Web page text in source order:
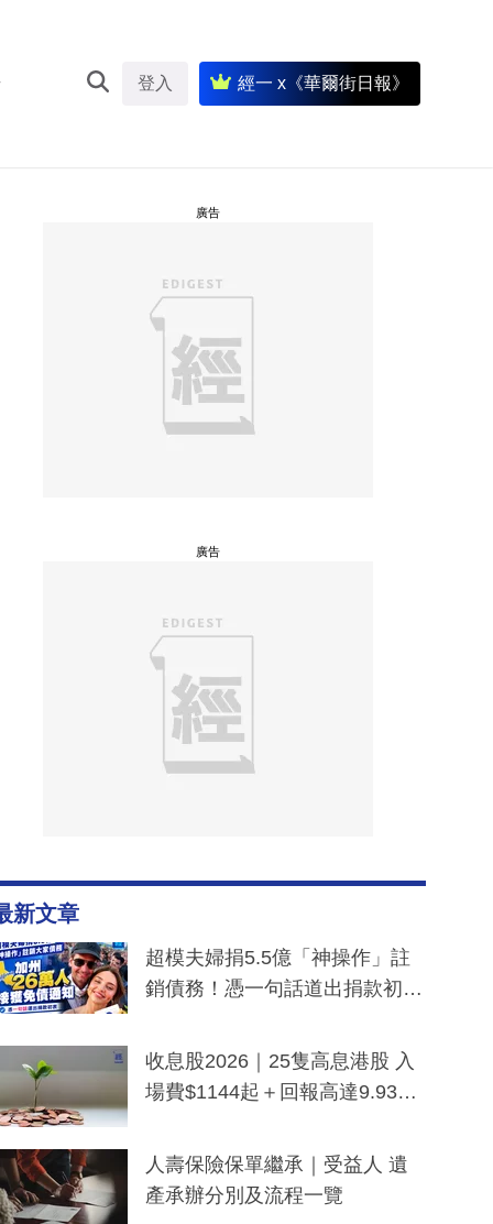
登入 經一 x《華爾街日報》
廣告
廣告
新文章
超模夫婦捐5.5億「神操作」註
銷債務！憑一句話道出捐款初
一度被誤當詐騙手段
收息股2026｜25隻高息港股 入
場費$1144起＋回報高達9.93
人壽保險保單繼承｜受益人 遺
產承辦分別及流程一覽